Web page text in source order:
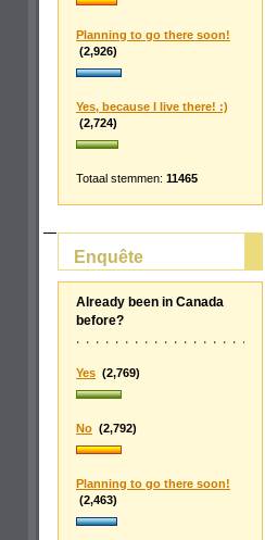
Planning to go there soon!
(2,926)
Yes, because I live there! :)
(2,724)
Totaal stemmen: 11465
Enquête
Already been in Canada
before?
Yes (2,769)
No (2,792)
Planning to go there soon!
(2,463)